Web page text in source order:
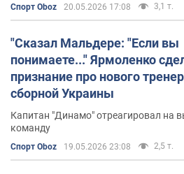
Спорт Oboz 20.05.2026 17:08 3,1 т.
"Сказал Мальдере: "Если вы
понимаете..." Ярмоленко
признание про нового
сборной Украины
Капитан "Динамо" отреагировал на
команду
Спорт Oboz 19.05.2026 23:08 2,5 т.